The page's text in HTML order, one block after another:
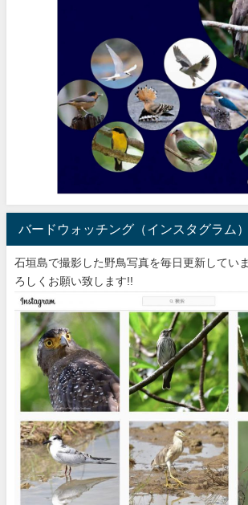
バードウォッチング（インスタグラム）
石垣島で撮影した野鳥写真を毎日更新してい
ろしくお願い致します!!